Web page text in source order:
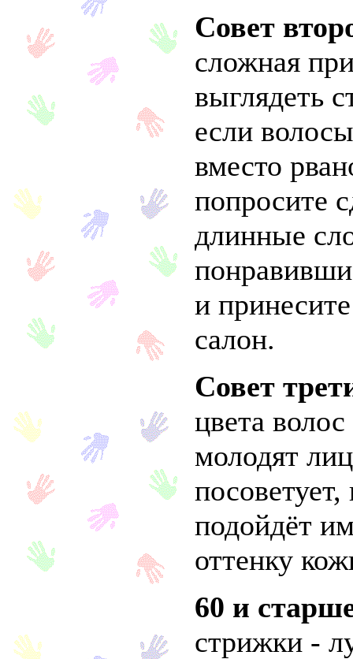
Совет
сложная
выглядеть
если
вместо
попросите
длинные
и
салон.
Совет
цвета
молодят
посоветует,
подойдёт
оттенку
60 и
стрижки -